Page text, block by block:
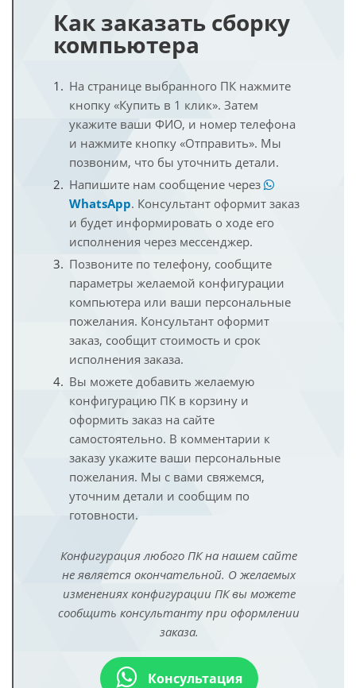
Как заказать сборку
компьютера
На странице выбранного ПК нажмите
кнопку «Купить в 1 клик». Затем
укажите ваши ФИО, и номер телефона
и нажмите кнопку «Отправить». Мы
позвоним, что бы уточнить детали.
Напишите нам сообщение через
WhatsApp. Консультант оформит заказ
и будет информировать о ходе его
исполнения через мессенджер.
Позвоните по телефону, сообщите
параметры желаемой конфигурации
компьютера или ваши персональные
пожелания. Консультант оформит
заказ, сообщит стоимость и срок
исполнения заказа.
Вы можете добавить желаемую
конфигурацию ПК в корзину и
оформить заказ на сайте
самостоятельно. В комментарии к
заказу укажите ваши персональные
пожелания. Мы с вами свяжемся,
уточним детали и сообщим по
готовности.
Конфигурация любого ПК на нашем сайте
не является окончательной. О желаемых
изменениях конфигурации ПК вы можете
сообщить консультанту при оформлении
заказа.
Консультация